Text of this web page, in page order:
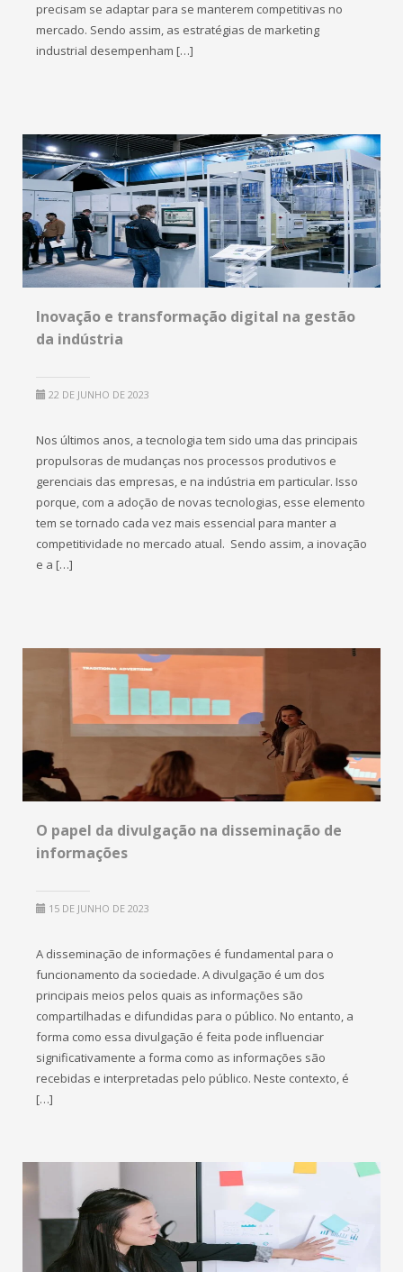
precisam se adaptar para se manterem competitivas no
mercado. Sendo assim, as estratégias de marketing
industrial desempenham […]
Inovação e transformação digital na gestão
da indústria
22 DE JUNHO DE 2023
Nos últimos anos, a tecnologia tem sido uma das principais
propulsoras de mudanças nos processos produtivos e
gerenciais das empresas, e na indústria em particular. Isso
porque, com a adoção de novas tecnologias, esse elemento
tem se tornado cada vez mais essencial para manter a
competitividade no mercado atual. Sendo assim, a inovação
e a […]
O papel da divulgação na disseminação de
informações
15 DE JUNHO DE 2023
A disseminação de informações é fundamental para o
funcionamento da sociedade. A divulgação é um dos
principais meios pelos quais as informações são
compartilhadas e difundidas para o público. No entanto, a
forma como essa divulgação é feita pode influenciar
significativamente a forma como as informações são
recebidas e interpretadas pelo público. Neste contexto, é
[…]